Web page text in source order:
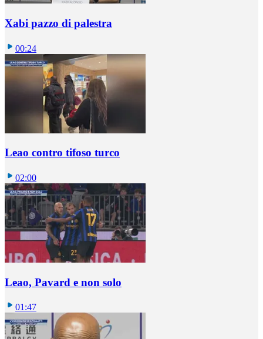
Xabi pazzo di palestra
00:24
Leao contro tifoso turco
02:00
Leao, Pavard e non solo
01:47